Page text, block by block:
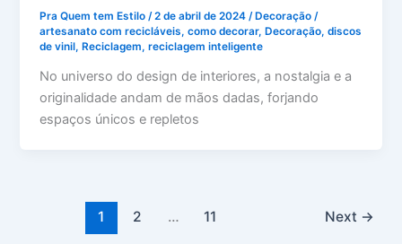
Pra Quem tem Estilo/2 de abril de 2024/ Decoração /
artesanato com recicláveis,como decorar, Decoração,discos
de vinil, Reciclagem,reciclagem inteligente
No universo do design de interiores, a nostalgia e a
originalidade andam de mãos dadas, forjando
espaços únicos e repletos
1 2 … 11 Next →